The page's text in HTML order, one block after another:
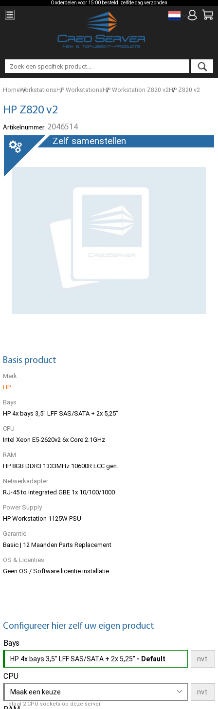
Onderdelen voor 15:00 besteld, zelfde dag verzonden
HomeWorkstationsHP WorkstationsHP Workstation Z820 v2HP Z820 v2
HP Z820 v2
Artikelnummer: 2046514
Zelf samenstellen
Basis product
Merk
HP
Bays
HP 4x bays 3,5" LFF SAS/SATA + 2x 5,25"
CPU
Intel Xeon E5-2620v2 6x Core 2.1GHz
RAM
HP 8GB DDR3 1333MHz 10600R ECC gen.
Netwerkadapter
RJ-45 to integrated GBE 1x 10/100/1000
Power Supply
HP Workstation 1125W PSU
Garantie
Basic | 12 Maanden Parts Replacement
OS & Licenties
Geen OS / Software licentie installatie
Configureer hier zelf uw eigen product
Bays
HP 4x bays 3,5" LFF SAS/SATA + 2x 5,25" - Default
CPU
Maak een keuze
Totaal 2 CPU sockets op deze server